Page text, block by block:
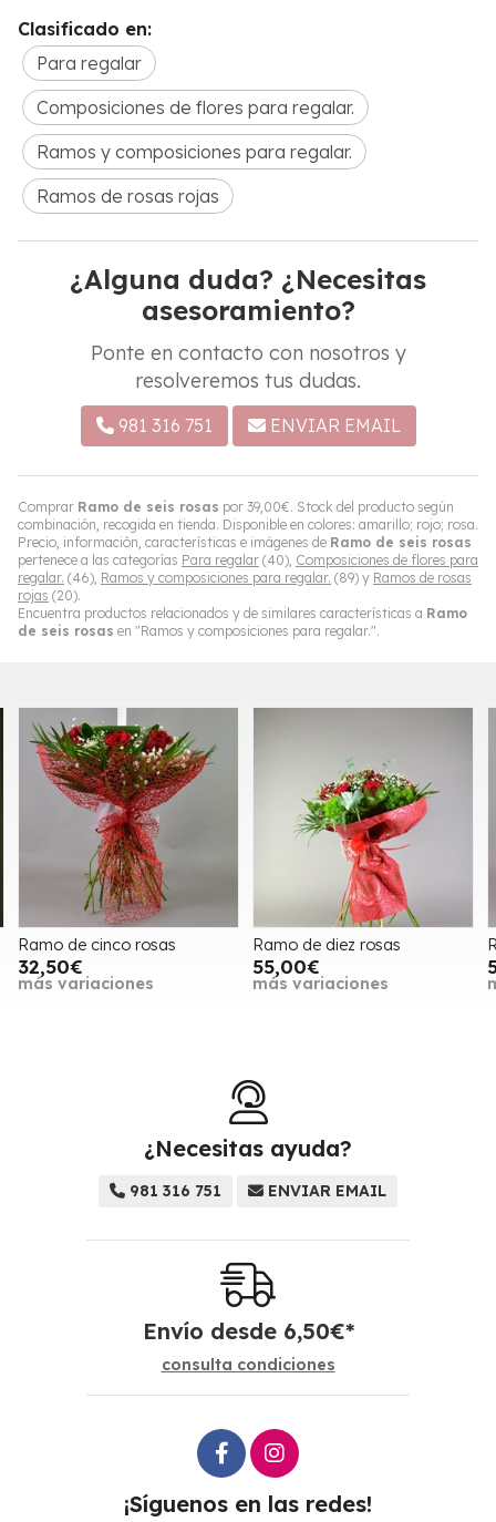
Comprar Ramo de seis rosas por 39,00€. Stock del producto según
combinación, recogida en tienda. Disponible en colores: amarillo; rojo; rosa.
Precio, información, características e imágenes de Ramo de seis rosas
pertenece a las categorías Para regalar (40), Composiciones de flores para
regalar. (46), Ramos y composiciones para regalar. (89) y Ramos de rosas
rojas (20).
Encuentra productos relacionados y de similares características a Ramo
de seis rosas en "Ramos y composiciones para regalar.".
Clasificado en:
Para regalar
Composiciones de flores para regalar.
Ramos y composiciones para regalar.
Ramos de rosas rojas
¿Alguna duda? ¿Necesitas
asesoramiento?
Ponte en contacto con nosotros y
resolveremos tus dudas.
981 316 751 ENVIAR EMAIL
Ramo de diez rosas
más variaciones
Ramo de nueve rosas
más variaciones
¿Necesitas ayuda?
981 316 751 ENVIAR EMAIL
Envío desde 6,50€*
consulta condiciones
¡Síguenos en las redes!